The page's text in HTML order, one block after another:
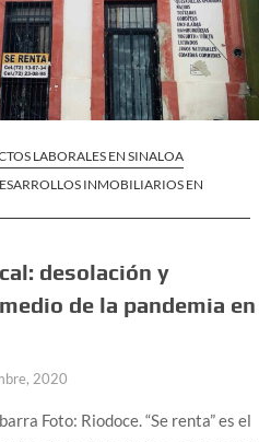
LABORALES EN SINALOA
INMOBILIARIOS EN
desolación y
de la pandemia en
2020
Foto: Riodoce. “Se renta” es el